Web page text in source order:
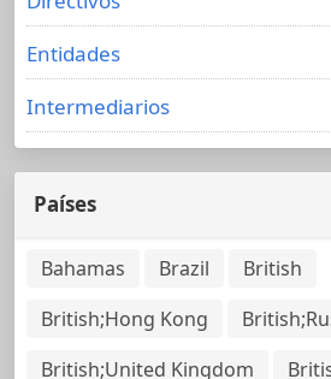
Entidades
Intermediarios
Países
Bahamas Brazil
British
British;Hong Kong
British;United Kingdom